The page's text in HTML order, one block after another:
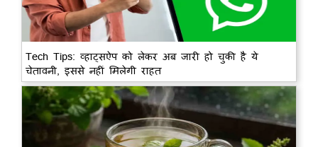
Tech Tips: व्हाट्सऐप को लेकर अब जारी हो चुकी है ये
चेतावनी, इससे नहीं मिलेगी राहत